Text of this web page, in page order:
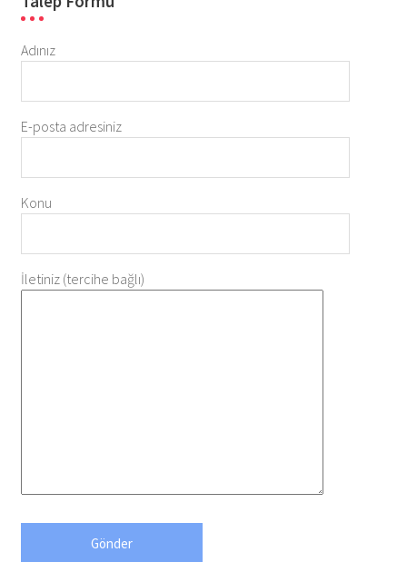
Adınız
E-posta adresiniz
Konu
İletiniz (tercihe bağlı)